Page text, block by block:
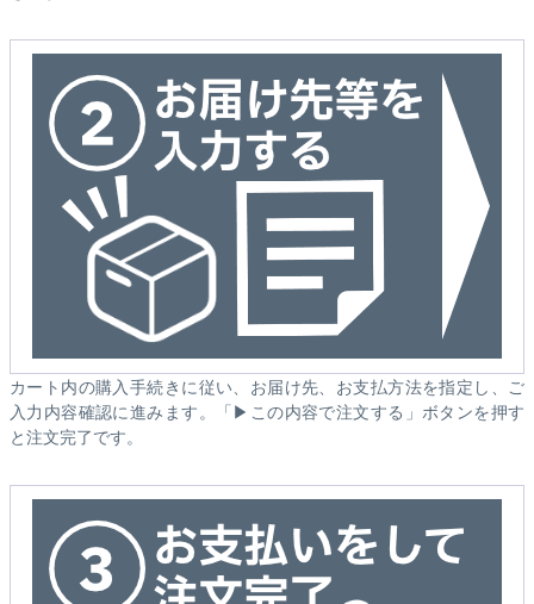
カート内の購入手続きに従い、お届け先、お支払方法を指定し、ご
入力内容確認に進みます。「▶この内容で注文する」ボタンを押す
と注文完了です。